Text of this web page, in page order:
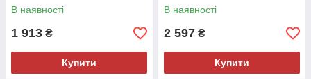
В наявності
1 913 ₴
Купити
В наявності
2 597 ₴
Купити